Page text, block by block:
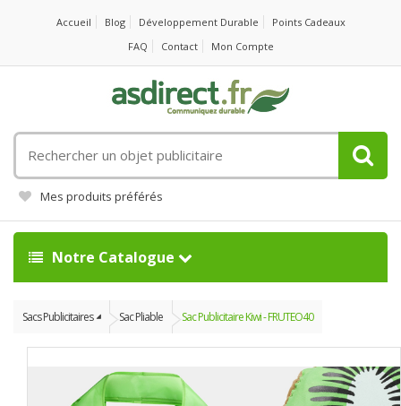
Accueil Blog Développement Durable
Points Cadeaux
FAQ
Contact Mon Compte
un
objet
publicitaire
Mes produits préférés
Notre Catalogue
Sacs Publicitaires Sac Pliable Sac Publicitaire Kiwi - FRUTEO40